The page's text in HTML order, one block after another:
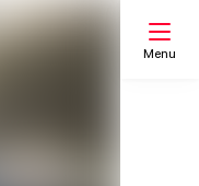
Menu